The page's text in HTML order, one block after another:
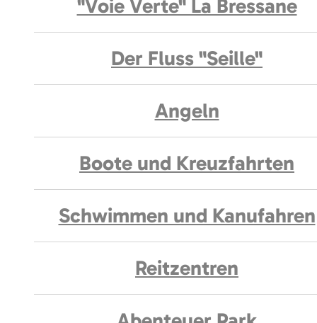
"Voie Verte" La Bressane
Der Fluss "Seille"
Angeln
Boote und Kreuzfahrten
Schwimmen und Kanufahren
Reitzentren